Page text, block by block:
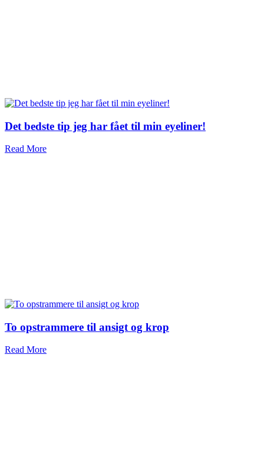
Det bedste tip jeg har fået til min eyeliner!
Read More
To opstrammere til ansigt og krop
Read More